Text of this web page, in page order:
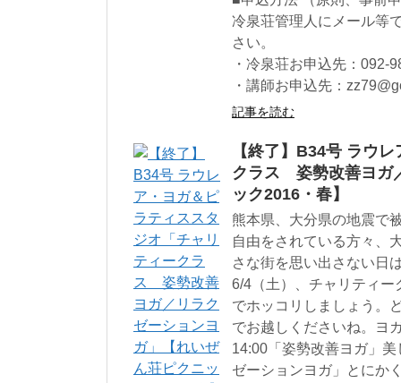
冷泉荘管理人にメール等
さい。
・冷泉荘お申込先：092-
・講師お申込先：
記事を読む
【終了】B34号 ラウ
クラス 姿勢改善ヨガ
ック2016・春】
熊本県、大分県の地震で
自由をされている方々、
さな街を思い出さない日
6/4（土）、チャリティ
でホッコリしましょう。
でお越しくださいね。ヨ
14:00「姿勢改善ヨガ」
ゼーションヨガ」とにか